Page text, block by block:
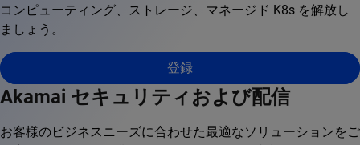
コンピューティング、ストレージ、マネージド K8s を解放し
ましょう。
登録
Akamai セキュリティおよび配信
お客様のビジネスニーズに合わせた最適なソリューションをご